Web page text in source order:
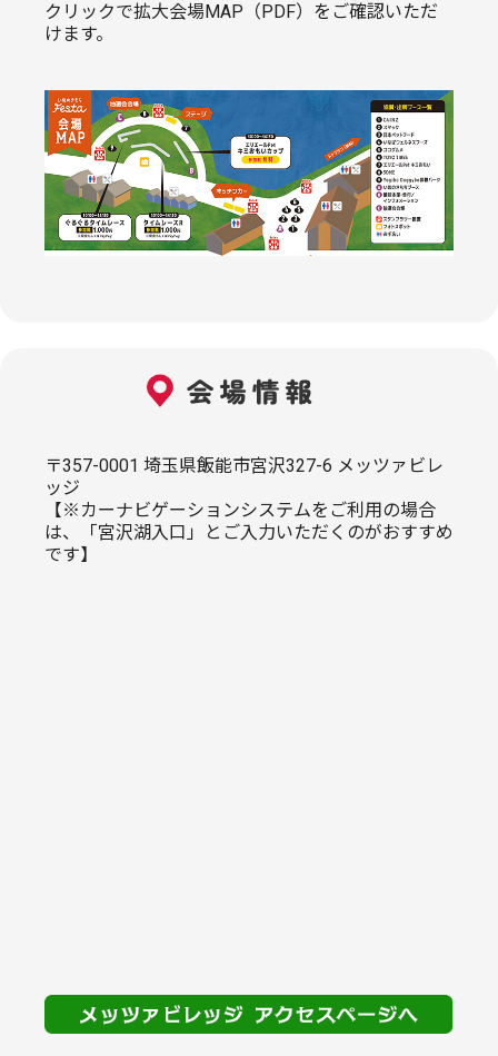
クリックで拡大会場MAP（PDF）をご確認いただ
けます。
〒357-0001 埼玉県飯能市宮沢327-6 メッツァビレ
ッジ
【※カーナビゲーションシステムをご利用の場合
は、「宮沢湖入口」とご入力いただくのがおすすめ
です】